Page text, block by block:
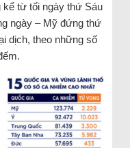
từ tối ngày thứ Sáu
ngày – Mỹ đứng thứ
dịch, theo những số